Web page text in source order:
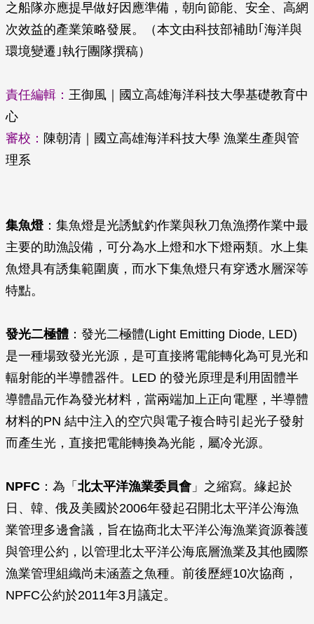
之船隊亦應提早做好因應準備，朝向節能、安全、高網
次效益的產業策略發展。（本文由科技部補助｢海洋與
環境變遷｣執行團隊撰稿）
責任編輯： 王御風｜國立高雄海洋科技大學基礎教育中
心
審校： 陳朝清｜國立高雄海洋科技大學 漁業生產與管
理系
集魚燈：集魚燈是光誘魷釣作業與秋刀魚漁撈作業中最
主要的助漁設備，可分為水上燈和水下燈兩類。水上集
魚燈具有誘集範圍廣，而水下集魚燈只有穿透水層深等
特點。
發光二極體 ：發光二極體(Light Emitting Diode, LED)
是一種場致發光光源，是可直接將電能轉化為可見光和
輻射能的半導體器件。LED 的發光原理是利用固體半
導體晶元作為發光材料，當兩端加上正向電壓，半導體
材料的PN 結中注入的空穴與電子複合時引起光子發射
而產生光，直接把電能轉換為光能，屬冷光源。
NPFC ：為「 北太平洋漁業委員會 」之縮寫。緣起於
日、韓、俄及美國於2006年發起召開北太平洋公海漁
業管理多邊會議，旨在協商北太平洋公海漁業資源養護
與管理公約，以管理北太平洋公海底層漁業及其他國際
漁業管理組織尚未涵蓋之魚種。前後歷經10次協商，
NPFC公約於2011年3月議定。